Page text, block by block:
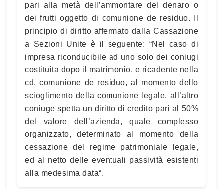
pari alla metà dell’ammontare del denaro o
dei frutti oggetto di comunione de residuo. Il
principio di diritto affermato dalla Cassazione
a Sezioni Unite è il seguente: “Nel caso di
impresa riconducibile ad uno solo dei coniugi
costituita dopo il matrimonio, e ricadente nella
cd. comunione de residuo, al momento dello
scioglimento della comunione legale, all’altro
coniuge spetta un diritto di credito pari al 50%
del valore dell’azienda, quale complesso
organizzato, determinato al momento della
cessazione del regime patrimoniale legale,
ed al netto delle eventuali passività esistenti
alla medesima data“.